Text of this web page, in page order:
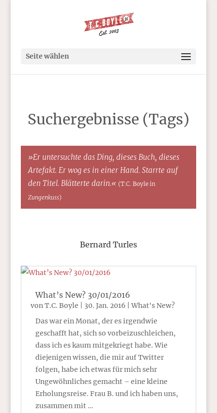
Seite wählen
Suchergebnisse (Tags)
»Er untersuchte das Ding, dieses Buch, dieses
Artefakt. Er wog es in einer Hand. Starrte auf
den Titel. Blätterte darin.« (T.C. Boyle in
Zungenkuss)
Bernard Turles
What’s New? 30/01/2016
vonT.C. Boyle 30. Jan. 2016|What's New?
Das war ein Monat, der es irgendwie
geschafft hat, sich so vorbeizuschleichen,
dass ich es kaum mitgekriegt habe. Wie
diejenigen wissen, die mir auf Twitter
folgen, habe ich etwas für mich sehr
Ungewöhnliches gemacht – eine kleine
Erholungsreise. Frau B. und ich haben uns,
zusammen mit …